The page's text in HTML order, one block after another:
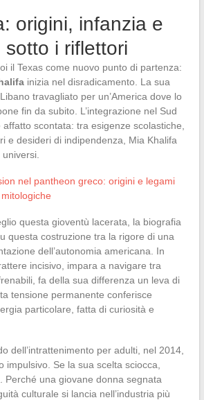
origini, infanzia e
sotto i riflettori
il Texas come nuovo punto di partenza:
inizia nel disradicamento. La sua
travagliato per un’America dove lo
fin da subito. L’integrazione nel Sud
scontata: tra esigenze scolastiche,
e desideri di indipendenza, Mia Khalifa
nel pantheon greco: origini e legami
questa gioventù lacerata, la biografia
questa costruzione tra la rigore di una
dell’autonomia americana. In
incisivo, impara a navigare tra
fa della sua differenza un leva di
tensione permanente conferisce
particolare, fatta di curiosità e
dell’intrattenimento per adulti, nel 2014,
impulsivo. Se la sua scelta sciocca,
Perché una giovane donna segnata
culturale si lancia nell’industria più